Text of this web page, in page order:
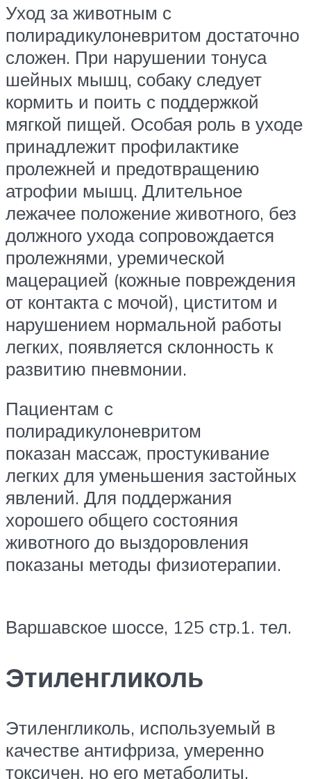
Уход за животным с
полирадикулоневритом достаточно
сложен. При нарушении тонуса
шейных мышц, собаку следует
кормить и поить с поддержкой
мягкой пищей. Особая роль в уходе
принадлежит профилактике
пролежней и предотвращению
атрофии мышц. Длительное
лежачее положение животного, без
должного ухода сопровождается
пролежнями, уремической
мацерацией (кожные повреждения
от контакта с мочой), циститом и
нарушением нормальной работы
легких, появляется склонность к
развитию пневмонии.
Пациентам с
полирадикулоневритом
показан массаж, простукивание
легких для уменьшения застойных
явлений. Для поддержания
хорошего общего состояния
животного до выздоровления
показаны методы физиотерапии.
Варшавское шоссе, 125 стр.1. тел.
Этиленгликоль
Этиленгликоль, используемый в
качестве антифриза, умеренно
токсичен, но его метаболиты,